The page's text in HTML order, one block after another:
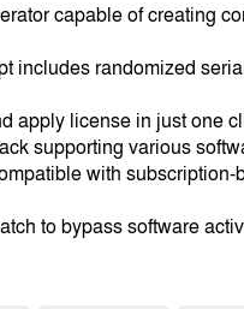
capable of creating
includes randomized
apply license in just one
supporting various
with subscription-
to bypass software